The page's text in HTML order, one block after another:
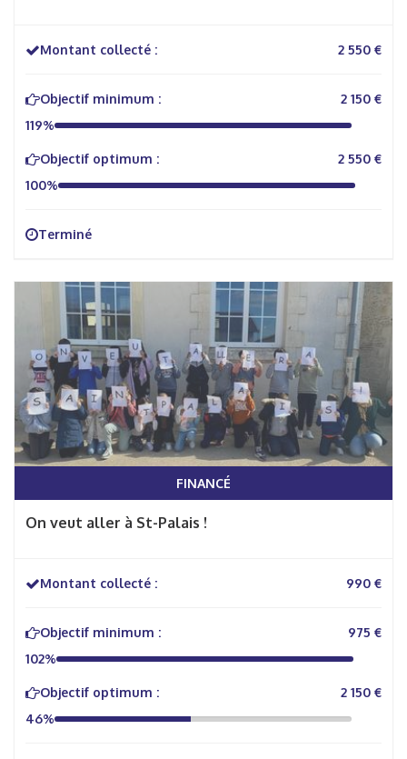
Montant collecté : 2 550 €
Objectif minimum :
2 150 €
119%
Objectif optimum :
2 550 €
100%
Terminé
FINANCÉ
On veut aller à St-Palais !
Montant collecté : 990 €
Objectif minimum :
975 €
102%
Objectif optimum :
2 150 €
46%